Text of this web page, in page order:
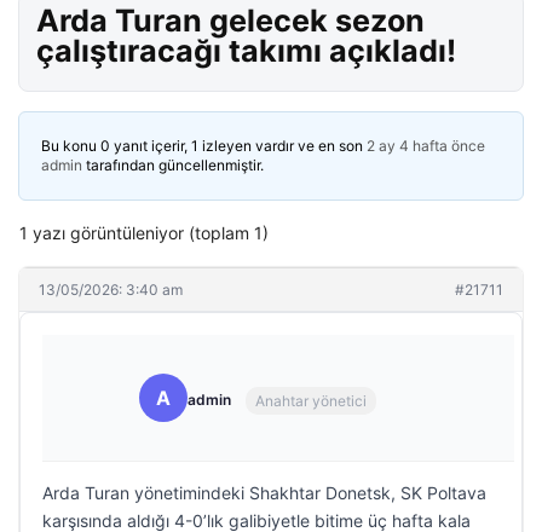
Arda Turan gelecek sezon
çalıştıracağı takımı açıkladı!
Bu konu 0 yanıt içerir, 1 izleyen vardır ve en son 2 ay 4 hafta önce
admin tarafından güncellenmiştir.
1 yazı görüntüleniyor (toplam 1)
13/05/2026: 3:40 am #21711
A admin Anahtar yönetici
Arda Turan yönetimindeki Shakhtar Donetsk, SK Poltava
karşısında aldığı 4-0’lık galibiyetle bitime üç hafta kala